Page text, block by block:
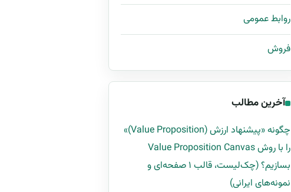
روابط عمومی
فروش
آخرین مطالب
چگونه «پیشنهاد ارزش (Value Proposition)»
را با روش Value Proposition Canvas
بسازیم؟ (چک‌لیست، قالب ۱ صفحه‌ای و
نمونه‌های ایرانی)